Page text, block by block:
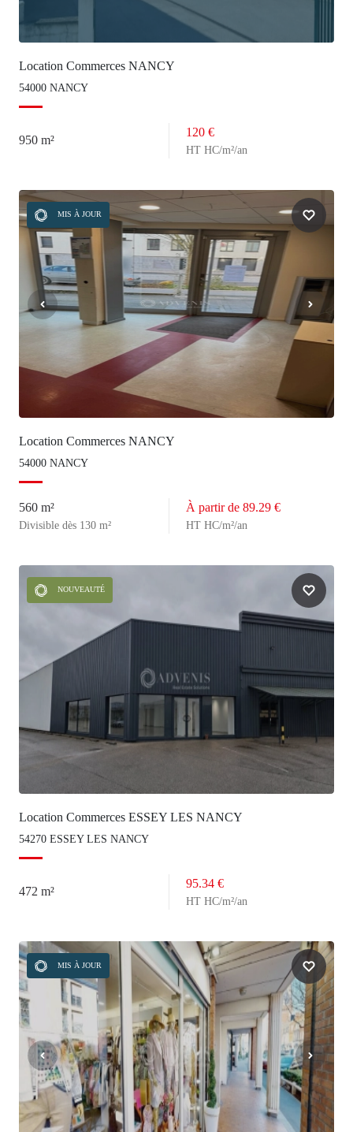
Location Commerces NANCY
54000 NANCY
950 m²
120 €
HT HC/m²/an
MIS À JOUR
Location Commerces NANCY
54000 NANCY
560 m²
Divisible dès 130 m²
À partir de 89.29 €
HT HC/m²/an
NOUVEAUTÉ
Location Commerces ESSEY LES NANCY
54270 ESSEY LES NANCY
472 m²
95.34 €
HT HC/m²/an
MIS À JOUR